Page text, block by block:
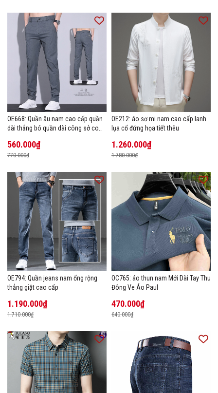
OE668: Quần âu nam cao cấp quần
dài thẳng bó quần dài công sở co
560.000₫
770.000₫
OE212: áo sơ mi nam cao cấp lanh
lụa cổ đứng họa tiết thêu
1.260.000₫
1.780.000₫
OE794: Quần jeans nam ống rộng
thẳng giặt cao cấp
1.190.000₫
1.710.000₫
OC765: áo thun nam Mới Dài Tay Thu
Đông Ve Áo Paul
470.000₫
640.000₫